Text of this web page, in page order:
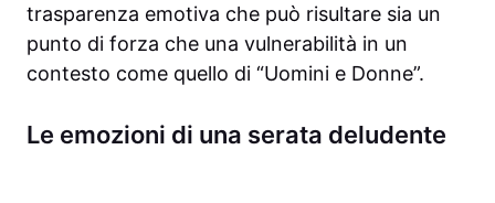
trasparenza emotiva che può risultare sia un
punto di forza che una vulnerabilità in un
contesto come quello di “Uomini e Donne”.
Le emozioni di una serata deludente